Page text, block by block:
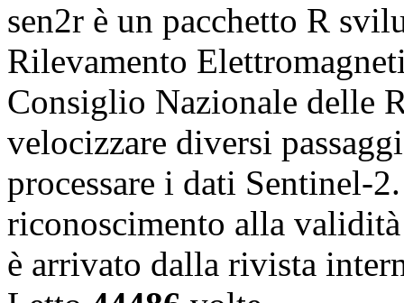
sen2r è un pacchetto R
Rilevamento
Consiglio Nazionale delle
velocizzare diversi
processare i dati Sentinel-
riconoscimento alla
è arrivato dalla rivista